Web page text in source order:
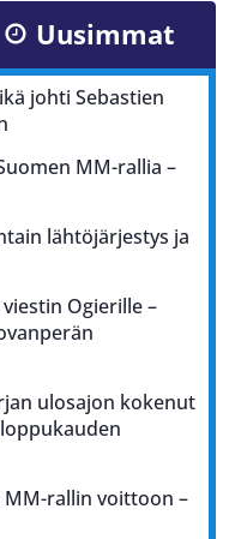
Uusimmat
johti Sebastien
MM-rallia –
lähtöjärjestys ja
Ogierille –
ulosajon kokenut
MM-rallin voittoon –